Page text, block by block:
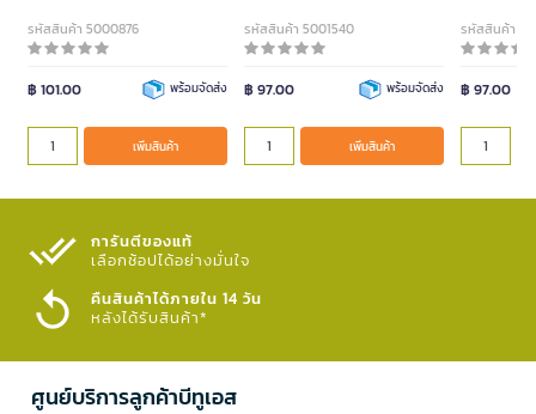
รหัสสินค้า 5000876
฿ 101.00 พร้อมจัดส่ง
เพิ่มสินค้า
รหัสสินค้า 5001540
฿ 97.00 พร้อมจัดส่ง
เพิ่มสินค้า
รหัสสินค้า
฿ 97.00
การันตีของแท้
เลือกช้อปได้อย่างมั่นใจ​
คืนสินค้าได้ภายใน 14 วัน
หลังได้รับสินค้า*
ศูนย์บริการลูกค้าบีทูเอส